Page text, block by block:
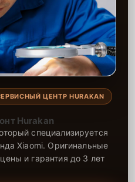
ЦЕНТР HURAKAN
Hurakan
специализируется
Xiaomi. Оригинальные
и гарантия до 3 лет